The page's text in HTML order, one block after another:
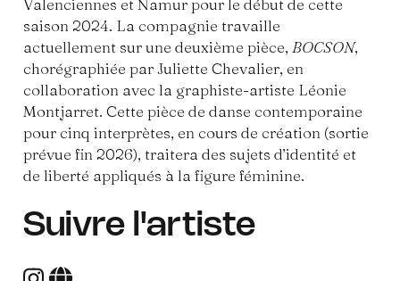
Valenciennes et Namur pour le début de cette
saison 2024. La compagnie travaille
actuellement sur une deuxième pièce,BOCSON,
chorégraphiée par Juliette Chevalier, en
collaboration avec la graphiste-artiste Léonie
Montjarret. Cette pièce de danse contemporaine
pour cinq interprètes, en cours de création (sortie
prévue fin 2026), traitera des sujets d’identité et
de liberté appliqués à la figure féminine.
Suivre l'artiste